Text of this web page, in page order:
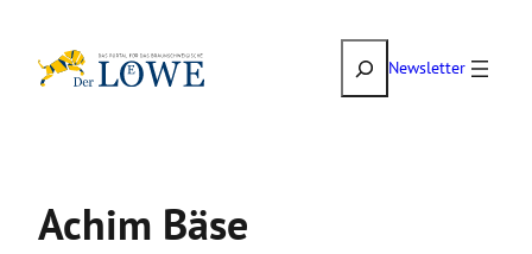
Inhalt
SuchenNewsletter
Achim Bäse